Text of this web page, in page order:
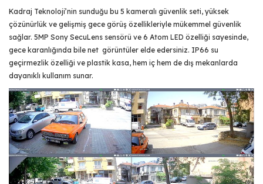
Kadraj Teknoloji’nin sunduğu bu 5 kameralı güvenlik seti, yüksek
çözünürlük ve gelişmiş gece görüş özellikleriyle mükemmel güvenlik
sağlar. 5MP Sony SecuLens sensörü ve 6 Atom LED özelliği sayesinde,
gece karanlığında bile net görüntüler elde edersiniz. IP66 su
geçirmezlik özelliği ve plastik kasa, hem iç hem de dış mekanlarda
dayanıklı kullanım sunar.